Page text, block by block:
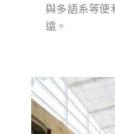
與多語系等便
遠。